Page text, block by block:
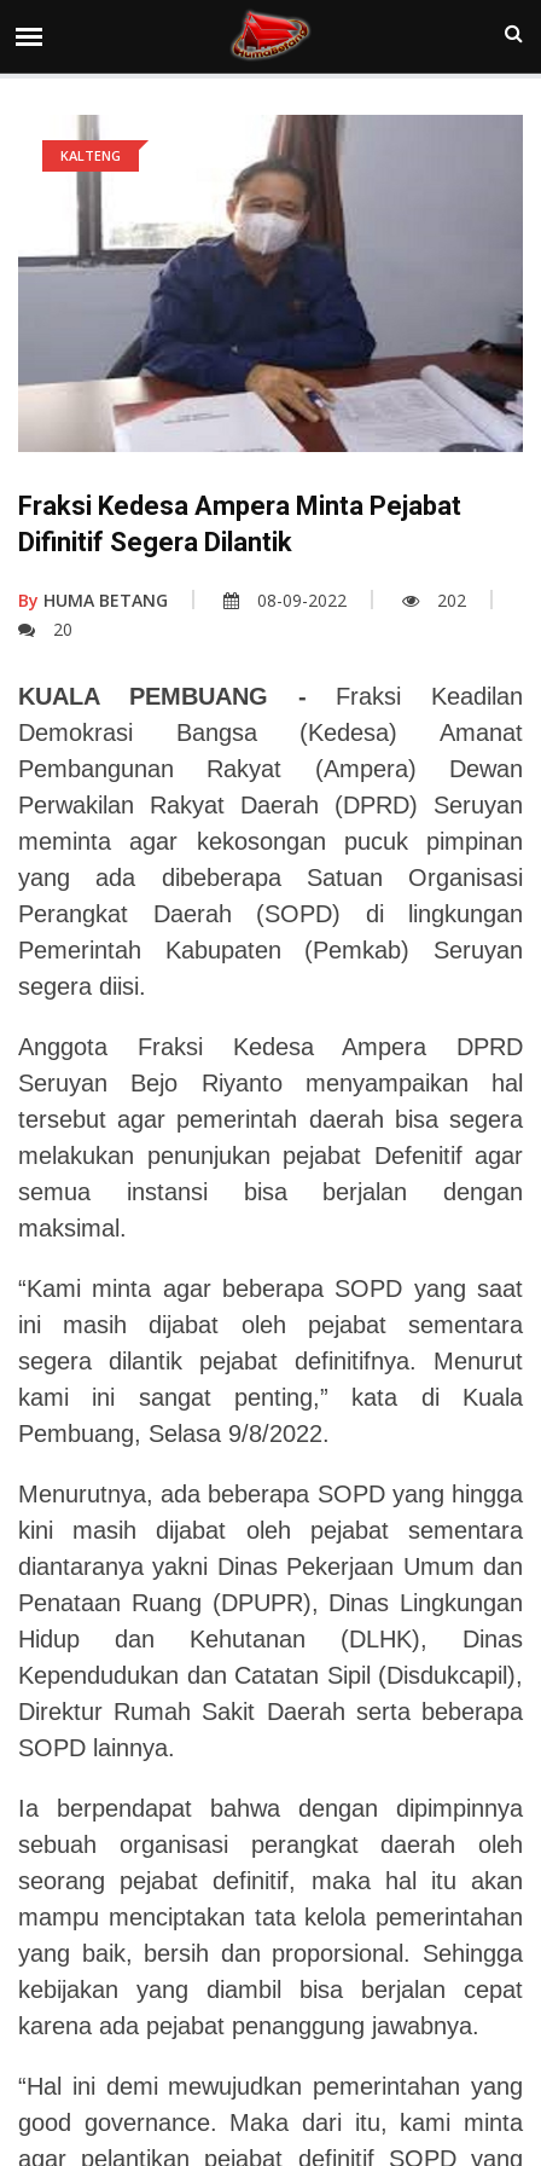
KALTENG
Fraksi Kedesa Ampera Minta Pejabat
Difinitif Segera Dilantik
By HUMA BETANG 08-09-2022
202
20
KUALA PEMBUANG - Fraksi Keadilan
Demokrasi Bangsa (Kedesa) Amanat
Pembangunan Rakyat (Ampera) Dewan
Perwakilan Rakyat Daerah (DPRD) Seruyan
meminta agar kekosongan pucuk pimpinan
yang ada dibeberapa Satuan Organisasi
Perangkat Daerah (SOPD) di lingkungan
Pemerintah Kabupaten (Pemkab) Seruyan
segera diisi.
Anggota Fraksi Kedesa Ampera DPRD
Seruyan Bejo Riyanto menyampaikan hal
tersebut agar pemerintah daerah bisa segera
melakukan penunjukan pejabat Defenitif agar
semua instansi bisa berjalan dengan
maksimal.
“Kami minta agar beberapa SOPD yang saat
ini masih dijabat oleh pejabat sementara
segera dilantik pejabat definitifnya. Menurut
kami ini sangat penting,” kata di Kuala
Pembuang, Selasa 9/8/2022.
Menurutnya, ada beberapa SOPD yang hingga
kini masih dijabat oleh pejabat sementara
diantaranya yakni Dinas Pekerjaan Umum dan
Penataan Ruang (DPUPR), Dinas Lingkungan
Hidup dan Kehutanan (DLHK), Dinas
Kependudukan dan Catatan Sipil (Disdukcapil),
Direktur Rumah Sakit Daerah serta beberapa
SOPD lainnya.
Ia berpendapat bahwa dengan dipimpinnya
sebuah organisasi perangkat daerah oleh
seorang pejabat definitif, maka hal itu akan
mampu menciptakan tata kelola pemerintahan
yang baik, bersih dan proporsional. Sehingga
kebijakan yang diambil bisa berjalan cepat
karena ada pejabat penanggung jawabnya.
“Hal ini demi mewujudkan pemerintahan yang
good governance. Maka dari itu, kami minta
agar pelantikan pejabat definitif SOPD yang